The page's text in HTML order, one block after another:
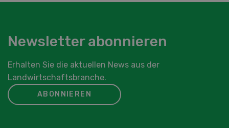
Newsletter abonnieren
Erhalten Sie die aktuellen News aus der
Landwirtschaftsbranche.
ABONNIEREN